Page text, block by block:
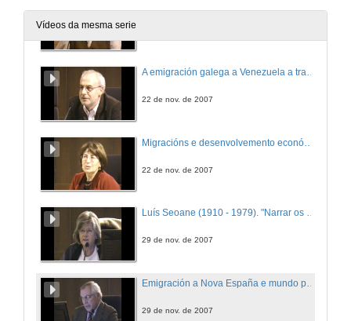
Vídeos da mesma serie
A emigración galega a Venezuela a través do asociacionismo
22 de nov. de 2007
22 de nov. de 2007
Luís Seoane (1910 - 1979). "Narrar os recordos, tamén debúxalos..."
29 de nov. de 2007
29 de nov. de 2007